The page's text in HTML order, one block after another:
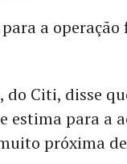
a
Citi, disse
estima para a
próxima